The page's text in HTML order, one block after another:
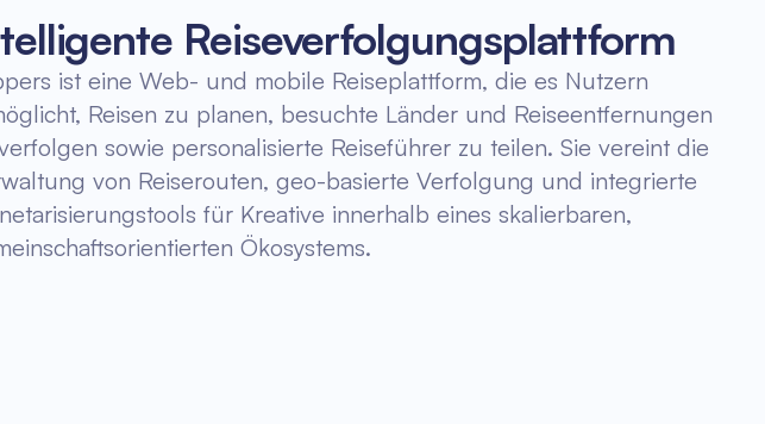
Reiseverfolgungsplattform
ist eine Web- und mobile Reiseplattform, die es Nutzern
Reisen zu planen, besuchte Länder und Reiseentfernungen
sowie personalisierte Reiseführer zu teilen. Sie vereint die
von Reiserouten, geo-basierte Verfolgung und integrierte
für Kreative innerhalb eines skalierbaren,
Ökosystems.